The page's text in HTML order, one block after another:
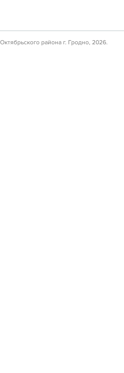
района г. Гродно, 2026.